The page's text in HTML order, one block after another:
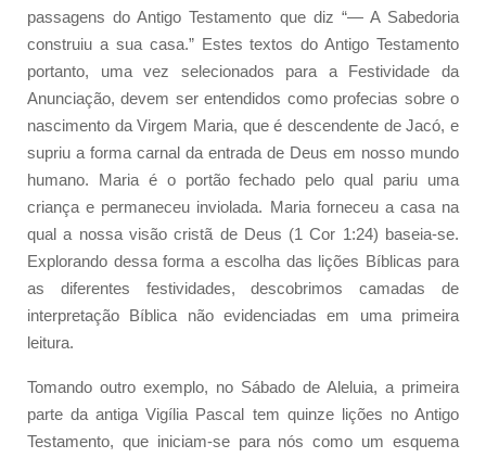
passagens do Antigo Testamento que diz “— A Sabedoria
construiu a sua casa.” Estes textos do Antigo Testamento
portanto, uma vez selecionados para a Festividade da
Anunciação, devem ser entendidos como profecias sobre o
nascimento da Virgem Maria, que é descendente de Jacó, e
supriu a forma carnal da entrada de Deus em nosso mundo
humano. Maria é o portão fechado pelo qual pariu uma
criança e permaneceu inviolada. Maria forneceu a casa na
qual a nossa visão cristã de Deus (1 Cor 1:24) baseia-se.
Explorando dessa forma a escolha das lições Bíblicas para
as diferentes festividades, descobrimos camadas de
interpretação Bíblica não evidenciadas em uma primeira
leitura.
Tomando outro exemplo, no Sábado de Aleluia, a primeira
parte da antiga Vigília Pascal tem quinze lições no Antigo
Testamento, que iniciam-se para nós como um esquema